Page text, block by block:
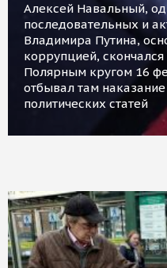
Алексей Навальный,
последовательных и
Владимира Путина,
коррупцией,
Полярным кругом 16
отбывал там
политических статей